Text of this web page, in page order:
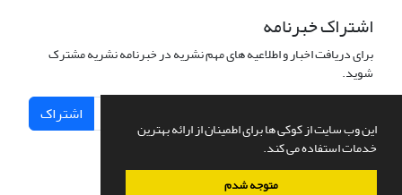
این وب سایت از کوکی ها برای اطمینان از ارائه بهترین
خدمات استفاده می کند.
متوجه شدم
اشتراک خبرنامه
برای دریافت اخبار و اطلاعیه های مهم نشریه در خبرنامه نشریه مشترک
شوید.
اشتراک